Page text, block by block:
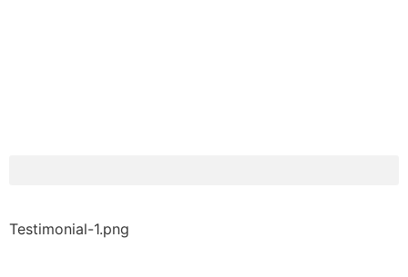
Testimonial-1.png